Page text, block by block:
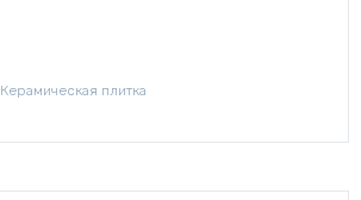
Керамическая плитка